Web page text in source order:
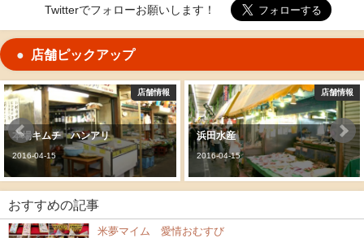
Twitterでフォローお願いします！
店舗ピックアップ
報 店舗情報
浜田水産
2016-04-15
店
両羽果実店
2016-04-15
おすすめの記事
米夢マイム 愛情おむすび